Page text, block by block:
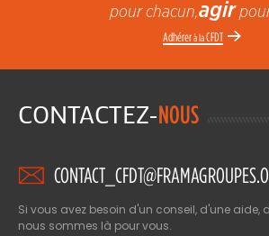
pour chacun,agir
Adhérerà laCFDT
CONTACTEZ-NOUS
Si vous avez besoin d'un conseil, d'une aide,
nous sommes là pour vous.